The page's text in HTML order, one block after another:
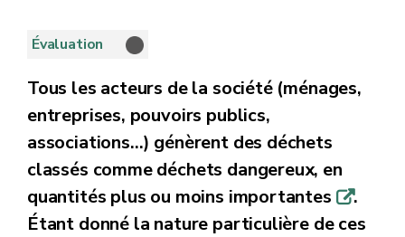
Évaluation
Tous les acteurs de la société (ménages,
entreprises, pouvoirs publics,
associations…) génèrent des déchets
classés comme déchets dangereux, en
quantités plus ou moins importantes q.
Étant donné la nature particulière de ces